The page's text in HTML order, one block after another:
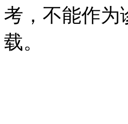
考，不能作为
载。